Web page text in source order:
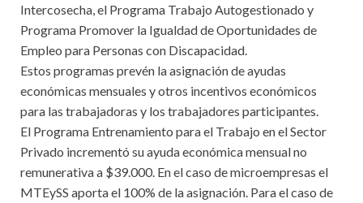
Intercosecha, el Programa Trabajo Autogestionado y
Programa Promover la Igualdad de Oportunidades de
Empleo para Personas con Discapacidad.
Estos programas prevén la asignación de ayudas
económicas mensuales y otros incentivos económicos
para las trabajadoras y los trabajadores participantes.
El Programa Entrenamiento para el Trabajo en el Sector
Privado incrementó su ayuda económica mensual no
remunerativa a $39.000. En el caso de microempresas el
MTEySS aporta el 100% de la asignación. Para el caso de